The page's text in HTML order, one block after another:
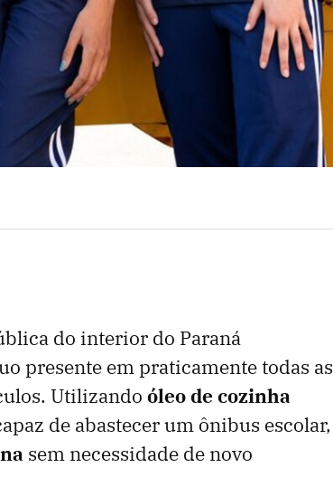
do interior do Paraná
presente em praticamente todas as
Utilizando óleo de cozinha
de abastecer um ônibus escolar,
sem necessidade de novo